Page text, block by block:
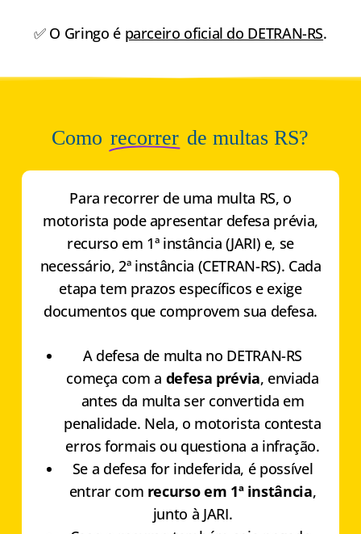
✅ O Gringo é parceiro oficial do DETRAN-RS.
Como recorrer de multas RS?
Para recorrer de uma multa RS, o
motorista pode apresentar defesa prévia,
recurso em 1ª instância (JARI) e, se
necessário, 2ª instância (CETRAN-RS). Cada
etapa tem prazos específicos e exige
documentos que comprovem sua defesa.
A defesa de multa no DETRAN-RS
começa com a defesa prévia, enviada
antes da multa ser convertida em
penalidade. Nela, o motorista contesta
erros formais ou questiona a infração.
Se a defesa for indeferida, é possível
entrar com recurso em 1ª instância,
junto à JARI.